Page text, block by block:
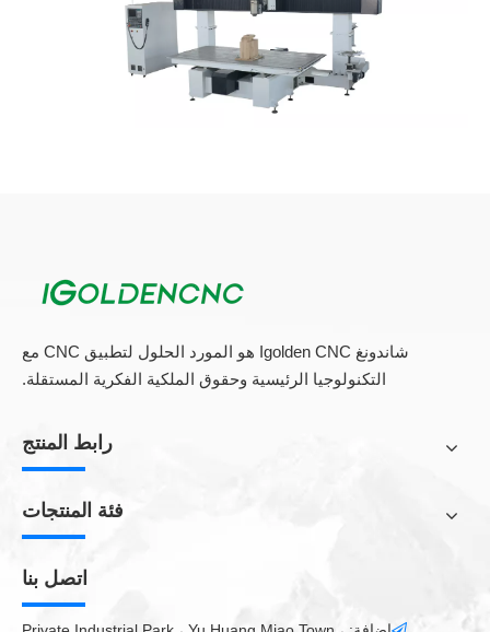
لصناعة الشغل يجعل تويودا 5 محاور آلات الأكبر في فئتها.
متعددة الاستخدامات متعددة الاستخدامات لا تقتصر على مادة واحدة.
يوفر البناء الصلب غير المصقول لآلات تويودا دعما ممتازا وقابلية
المناورة للآلة لمدة 5 محاور وظائف.
شاندونغ Igolden CNC هو المورد الحلول لتطبيق CNC مع
التكنولوجيا الرئيسية وحقوق الملكية الفكرية المستقلة.
رابط المنتج
فئة المنتجات
اتصل بنا